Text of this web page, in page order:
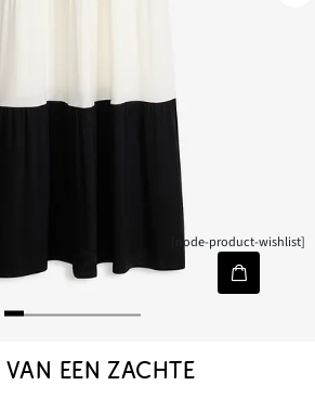
[node-product-wishlist]
VAN EEN ZACHTE